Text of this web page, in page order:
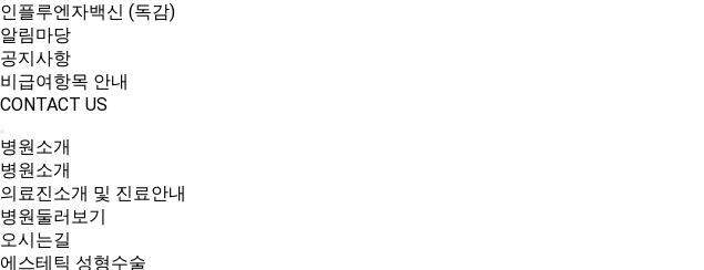
인플루엔자백신 (독감)
알림마당
공지사항
비급여항목 안내
CONTACT US
병원소개
병원소개
의료진소개 및 진료안내
병원둘러보기
오시는길
에스테틱 성형수술